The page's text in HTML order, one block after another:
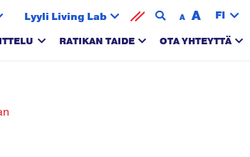
Lyyli Living Lab A A FI
RATIKAN TAIDE OTA YHTEYTTÄ